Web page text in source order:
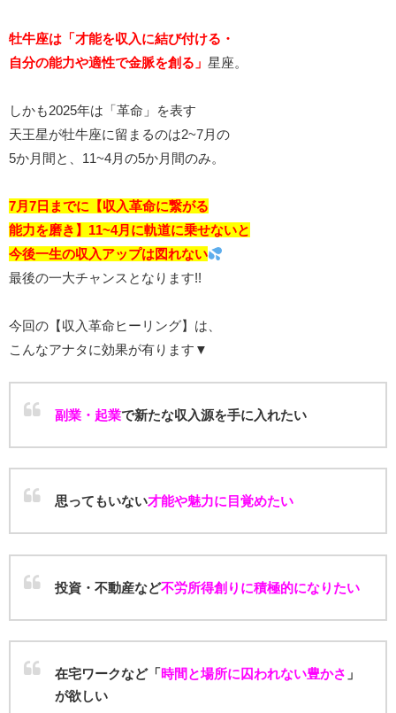
牡牛座は「才能を収入に結び付ける・
自分の能力や適性で金脈を創る」 星座。
しかも2025年は「革命」を表す
天王星が牡牛座に留まるのは2~7月の
5か月間と、11~4月の5か月間のみ。
7月7日までに【収入革命に繋がる
能力を磨き】11~4月に軌道に乗せないと
今後一生の収入アップは図れない
最後の一大チャンスとなります!!
今回の【収入革命ヒーリング】は、
こんなアナタに効果が有ります▼
副業・起業で新たな収入源を手に入れたい
思ってもいない才能や魅力に目覚めたい
投資・不動産など不労所得創りに積極的になりたい
在宅ワークなど「時間と場所に囚われない豊かさ 」
が欲しい